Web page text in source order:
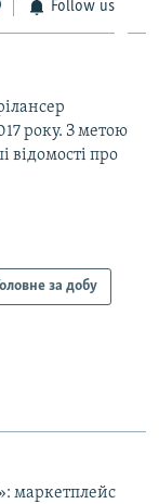
Follow us
року. З метою
відомості про
за добу
маркетплейс